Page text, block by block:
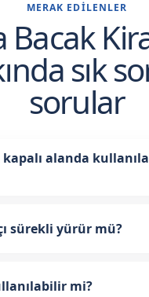
MERAK EDILENLER
Bacak
sık
sorular
kapalı alanda
sürekli yürür mü?
mi?